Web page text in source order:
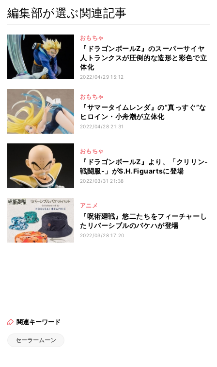
編集部が選ぶ関連記事
おもちゃ
『ドラゴンボールZ』のスーパーサイヤ
人トランクスが圧倒的な造形と彩色で立
体化
2022/04/29 15:12
おもちゃ
『サマータイムレンダ』の“真っすぐ”な
ヒロイン・小舟潮が立体化
2022/04/28 21:31
おもちゃ
『ドラゴンボールZ』より、「クリリン-
戦闘服-」がS.H.Figuartsに登場
2022/03/31 21:38
アニメ
『呪術廻戦』悠二たちをフィーチャーし
たリバーシブルのバケハが登場
2022/03/28 17:20
関連キーワード
セーラームーン